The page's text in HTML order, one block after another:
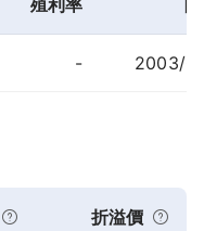
殖利率
- 2003/
折溢價